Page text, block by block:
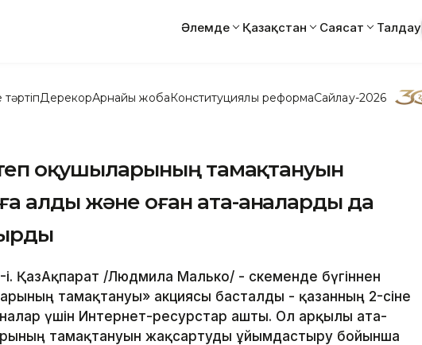
Әлемде Қазақстан Саясат Талдау
ДерекқорАрнайы жобаКонституциялық реформаСайлау-2026
оқушыларының тамақтануын
алды және оған ата-аналарды да
і. ҚазАқпарат /Людмила Малько/ - Өскеменде бүгіннен
тамақтануы» акциясы басталды - қазанның 2-сіне
аналар үшін Интернет-ресурстар ашты. Ол арқылы ата-
тамақтануын жақсартуды ұйымдастыру бойынша